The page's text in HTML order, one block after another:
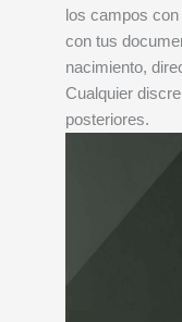
los campos
con tus
nacimiento,
Cualquier
posteriores.